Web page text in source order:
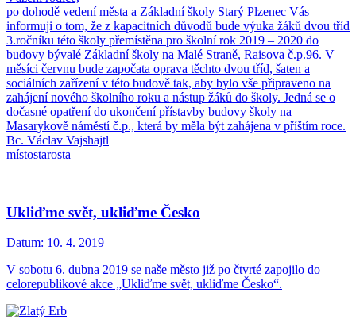
po dohodě vedení města a Základní školy Starý Plzenec Vás
informuji o tom, že z kapacitních důvodů bude výuka žáků dvou tříd
3.ročníku této školy přemístěna pro školní rok 2019 – 2020 do
budovy bývalé Základní školy na Malé Straně, Raisova č.p.96. V
měsíci červnu bude započata oprava těchto dvou tříd, šaten a
sociálních zařízení v této budově tak, aby bylo vše připraveno na
zahájení nového školního roku a nástup žáků do školy. Jedná se o
dočasné opatření do ukončení přístavby budovy školy na
Masarykově náměstí č.p., která by měla být zahájena v příštím roce.
Bc. Václav Vajshajtl
místostarosta
Ukliďme svět, ukliďme Česko
Datum: 10. 4. 2019
V sobotu 6. dubna 2019 se naše město již po čtvrté zapojilo do
celorepublikové akce „Ukliďme svět, ukliďme Česko“.